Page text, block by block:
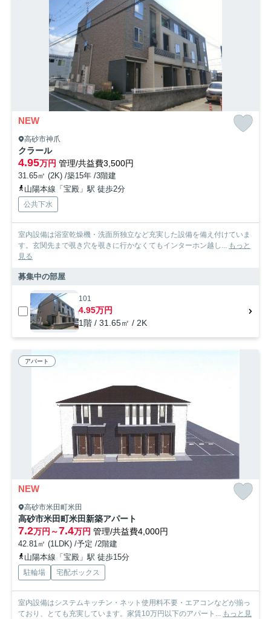
NEW
高砂市神爪
クラール
4.95万円 管理/共益費3,500円
31.65㎡ (2K) /築15年 /3階建
山陽本線「宝殿」駅 徒歩2分
公共下水
室内設備は浴室乾燥機・洗面所独立など充実した設備を備え付けていま
す。玄関先まで覗き穴を覗きに行かなくてもインターホン越し... もっと
見る
募集中の部屋
101
4.95万円
1階 / 31.65㎡ / 2K
アパート
NEW
高砂市米田町米田
高砂市米田町米田新築アパート
7.2万円～7.4万円 管理/共益費4,000円
42.81㎡ (1LDK) /予定 /2階建
山陽本線「宝殿」駅 徒歩15分
駐輪場 宅配ボックス
室内設備はシステムキッチン・ネット使用料不要・エアコンなどが揃っ
ており、とても充実しています。家賃10万円以下のアパート... もっと見